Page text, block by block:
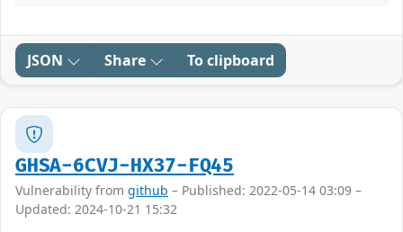
JSON Share To clipboard
GHSA-6CVJ-HX37-FQ45
Vulnerability from github – Published: 2022-05-14 03:09 –
Updated: 2024-10-21 15:32